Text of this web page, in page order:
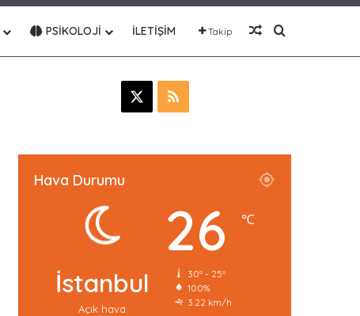
PSIKOLOJI İLETIŞIM Takip Rastgele Makale
Arama yap
R
S
Hava Durumu
İstanbul
Açık hava
26 ℃
30º - 25º
100%
3.22 km/h